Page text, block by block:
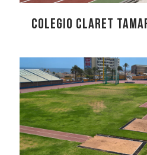
Colegio Claret